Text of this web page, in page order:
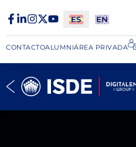
CONTACTOALUMNIÁREA PRIVADA​